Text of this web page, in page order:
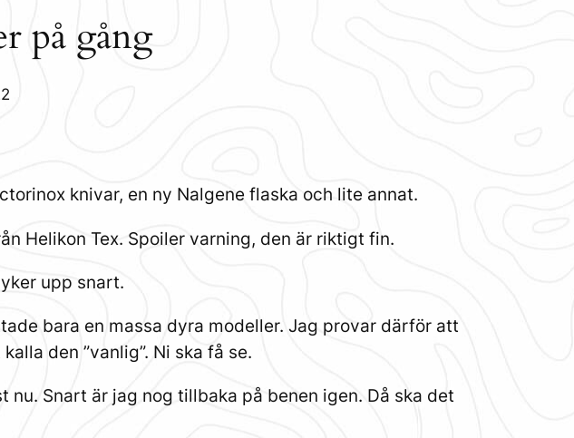
på gång
knivar, en ny Nalgene flaska och lite annat.
Helikon Tex. Spoiler varning, den är riktigt fin.
upp snart.
bara en massa dyra modeller. Jag provar därför att
den ”vanlig”. Ni ska få se.
Snart är jag nog tillbaka på benen igen. Då ska det